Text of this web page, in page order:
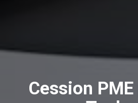
Cession